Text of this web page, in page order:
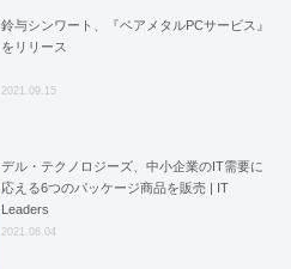
鈴与シンワート、『ベアメタルPCサービス』
をリリース
2021.09.15
デル・テクノロジーズ、中小企業のIT需要に
応える6つのパッケージ商品を販売 | IT
Leaders
2021.06.04